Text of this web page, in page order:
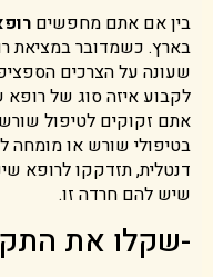
בין אם אתם מחפשים
בארץ. כשמדובר במציאת
שעונה על הצרכים
לקבוע איזה סוג של רופא
אתם זקוקים לטיפול
בטיפולי שורש או מומחה
דנטלית, תזדקקו לרופא
שיש להם חרדה זו.
-שקלו את